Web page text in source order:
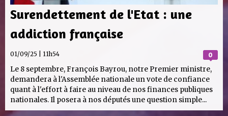
Surendettement de l'Etat : une
addiction française
0
01/09/25 | 11h54
Le 8 septembre, François Bayrou, notre Premier ministre,
demandera à l'Assemblée nationale un vote de confiance
quant à l'effort à faire au niveau de nos finances publiques
nationales. Il posera à nos députés une question simple...